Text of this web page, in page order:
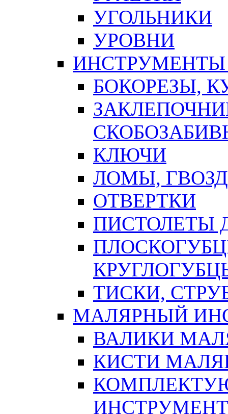
УГОЛЬНИКИ
УРОВНИ
БОКОРЕЗЫ,
КЛЮЧИ
ЛОМЫ,
ОТВЕРТКИ
ПИСТОЛЕТЫ
ТИСКИ,
МАЛЯРНЫЙ
ВАЛИКИ
КИСТИ